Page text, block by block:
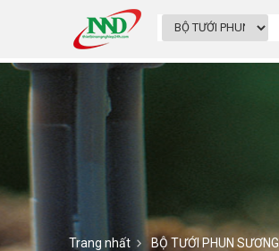
Trang nhất BỘ TƯỚI PHUN SƯƠNG